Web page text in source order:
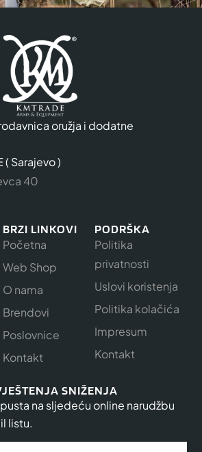
oružja i dodatne
( Sarajevo )
40
BRZI LINKOVI
Početna
Web Shop
O nama
Brendovi
Poslovnice
Kontakt
PODRŠKA
Politika
privatnosti
Uslovi koristenja
Politika kolačića
Impresum
Kontakt
SNIŽENJA
na sljedeću online narudžbu
listu.